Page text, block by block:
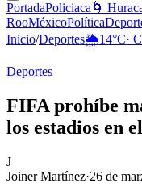
PortadaPoliciaca 🌀
RooMéxicoPolítica
Inicio/Deportes🌦️14°C·
Deportes
FIFA prohíbe
los estadios en
J
Joiner Martínez·26 de